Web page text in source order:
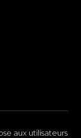
aux utilisateurs